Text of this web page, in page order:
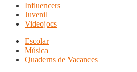
Influencers
Juvenil
Videojocs
Escolar
Música
Quaderns de Vacances